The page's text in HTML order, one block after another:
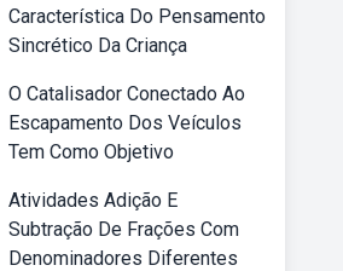
Característica Do Pensamento
Sincrético Da Criança
O Catalisador Conectado Ao
Escapamento Dos Veículos
Tem Como Objetivo
Atividades Adição E
Subtração De Frações Com
Denominadores Diferentes